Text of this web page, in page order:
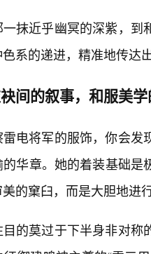
抹近乎幽冥的深紫，
系的递进，精准地传达
间的叙事，和服美
电将军的服饰，你会
华章。她的着装基础
的窠臼，而是大胆地进
的莫过于下半身非对称